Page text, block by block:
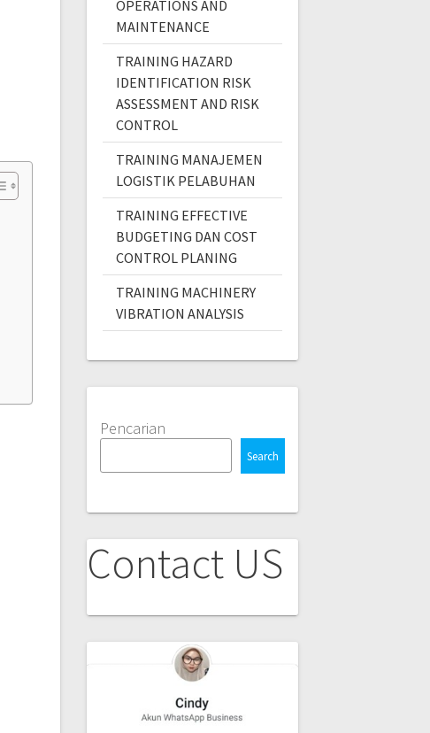
OPERATIONS AND
MAINTENANCE
TRAINING HAZARD
IDENTIFICATION RISK
ASSESSMENT AND RISK
CONTROL
TRAINING MANAJEMEN
LOGISTIK PELABUHAN
TRAINING EFFECTIVE
BUDGETING DAN COST
CONTROL PLANING
TRAINING MACHINERY
VIBRATION ANALYSIS
Pencarian
Search
Contact US